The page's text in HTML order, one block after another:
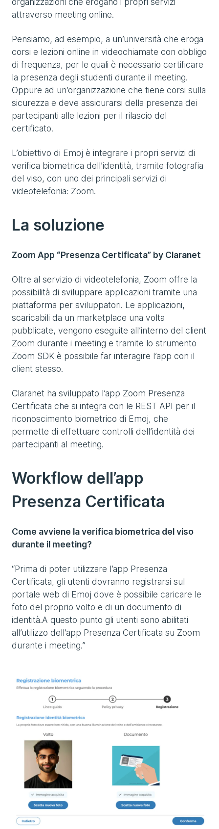
attraverso meeting online.
Pensiamo, ad esempio, a un’università che eroga
corsi e lezioni online in videochiamate con obbligo
di frequenza, per le quali è necessario certificare
la presenza degli studenti durante il meeting.
Oppure ad un’organizzazione che tiene corsi sulla
sicurezza e deve assicurarsi della presenza dei
partecipanti alle lezioni per il rilascio del
certificato.
L’obiettivo di Emoj è integrare i propri servizi di
verifica biometrica dell’identità, tramite fotografia
del viso, con uno dei principali servizi di
videotelefonia: Zoom.
La soluzione
Zoom App “Presenza Certificata” by Claranet
Oltre al servizio di videotelefonia, Zoom offre la
possibilità di sviluppare applicazioni tramite una
piattaforma per sviluppatori. Le applicazioni,
scaricabili da un marketplace una volta
pubblicate, vengono eseguite all’interno del client
Zoom durante i meeting e tramite lo strumento
Zoom SDK è possibile far interagire l’app con il
client stesso.
Claranet ha sviluppato l’app Zoom Presenza
Certificata che si integra con le REST API per il
riconoscimento biometrico di Emoj, che
permette di effettuare controlli dell’identità dei
partecipanti al meeting.
Workflow dell’app
Presenza Certificata
Come avviene la verifica biometrica del viso
durante il meeting?
“Prima di poter utilizzare l’app Presenza
Certificata, gli utenti dovranno registrarsi sul
portale web di Emoj dove è possibile caricare le
foto del proprio volto e di un documento di
identità.A questo punto gli utenti sono abilitati
all’utilizzo dell’app Presenza Certificata su Zoom
durante i meeting.”